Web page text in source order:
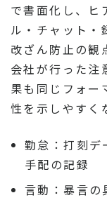
で書面化し、ヒ
ル・チャット・
改ざん防止の観
会社が行った注
果も同じフォー
性を示しやすく
勤怠：打刻デ
手配の記録
言動：暴言の